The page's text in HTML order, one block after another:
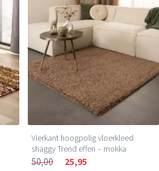
Vierkant hoogpolig vloerkleed
shaggy Trend effen – mokka
50,00 25,95